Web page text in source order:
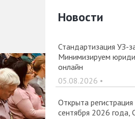
Новости
Стандартизация УЗ-
Минимизируем
онлайн
05.08.2026 •
Открыта
сентября 2026 года,